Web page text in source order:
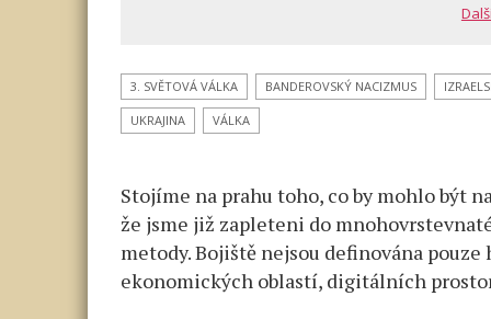
3. SVĚTOVÁ VÁLKA BANDEROVSKÝ NACIZMUS
UKRAJINA VÁLKA
Stojíme na prahu toho, co by mohlo být
že jsme již zapleteni do
metody. Bojiště nejsou definována
ekonomických oblastí, digitálních